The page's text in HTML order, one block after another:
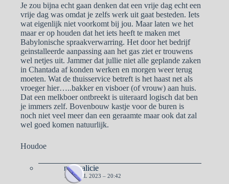
Je zou bijna echt gaan denken dat een vrije dag echt een
vrije dag was omdat je zelfs werk uit gaat besteden. Iets
wat eigenlijk niet voorkomt bij jou. Maar laten we het
maar er op houden dat het iets heeft te maken met
Babylonische spraakverwarring. Het door het bedrijf
geinstalleerde aanpassing aan het gas ziet er trouwens
wel netjes uit. Jammer dat jullie niet alle geplande zaken
in Chantada af konden werken en morgen weer terug
moeten. Wat de thuisservice betreft is het haast net als
vroeger hier…..bakker en visboer (of vrouw) aan huis.
Dat een melkboer ontbreekt is uiteraard logisch dat ben
je immers zelf. Bovenbouw kastje voor de buren is
noch niet veel meer dan een geraamte maar ook dat zal
wel goed komen natuurlijk.
Houdoe
naargalicie
14 APRIL 2023 – 20:42